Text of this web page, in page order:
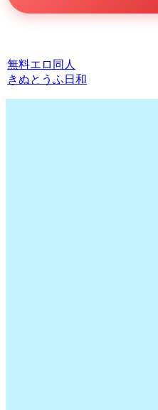
無料エロ同人
きぬとうふ日和